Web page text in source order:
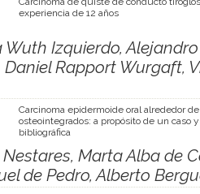
experiencia de 12 años
Izquierdo,
Daniel Rapport Wurgaft,
Carcinoma epidermoide oral alrededor
osteointegrados: a propósito de un caso
bibliográfica
Marta Alba de
de Pedro, Alberto